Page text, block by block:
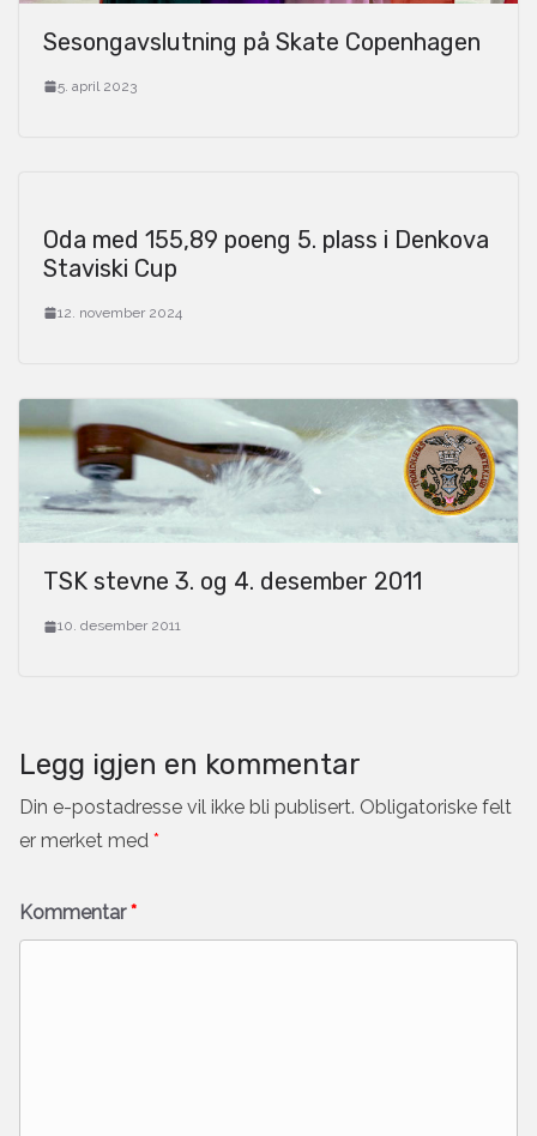
Sesongavslutning på Skate Copenhagen
5. april 2023
Oda med 155,89 poeng 5. plass i Denkova
Staviski Cup
12. november 2024
TSK stevne 3. og 4. desember 2011
10. desember 2011
Legg igjen en kommentar
Din e-postadresse vil ikke bli publisert. Obligatoriske felt
er merket med *
Kommentar*